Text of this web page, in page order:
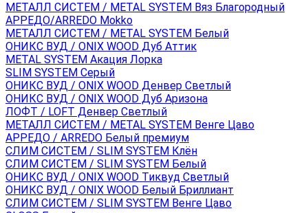
МЕТАЛЛ СИСТЕМ / METAL SYSTEM Вяз Благородный
АРРЕДО/ARREDO Mokko
МЕТАЛЛ СИСТЕМ / METAL SYSTEM Белый
ОНИКС ВУД / ONIX WOOD Дуб Аттик
METAL SYSTEM Акация Лорка
SLIM SYSTEM Серый
ОНИКС ВУД / ONIX WOOD Денвер Светлый
ОНИКС ВУД / ONIX WOOD Дуб Аризона
ЛОФТ / LOFT Денвер Светлый
МЕТАЛЛ СИСТЕМ / METAL SYSTEM Венге Цаво
АРРЕДО / ARREDO Белый премиум
СЛИМ СИСТЕМ / SLIM SYSTEM Клён
СЛИМ СИСТЕМ / SLIM SYSTEM Белый
ОНИКС ВУД / ONIX WOOD Тиквуд Светлый
ОНИКС ВУД / ONIX WOOD Белый Бриллиант
СЛИМ СИСТЕМ / SLIM SYSTEM Венге Цаво